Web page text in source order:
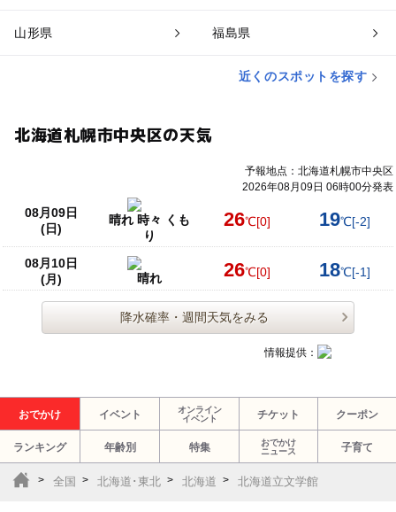
山形県 福島県
近くのスポットを探す
北海道札幌市中央区の天気
予報地点：北海道札幌市中央区
2026年08月09日 06時00分発表
08月09日
(日)
晴れ 時々 くも
り
26℃[0] 19℃[-2]
08月10日
(月)
晴れ 26℃[0] 18℃[-1]
降水確率・週間天気をみる
情報提供：
おでかけ イベント
オンライン
イベント
チケット クーポン
ランキング 年齢別 特集
おでかけ
ニュース
子育て
全国 北海道･東北 北海道 北海道立文学館